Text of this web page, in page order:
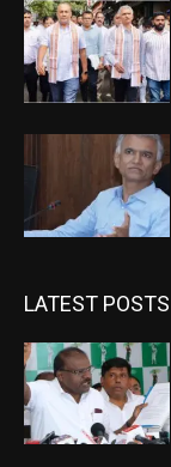
LATEST POSTS